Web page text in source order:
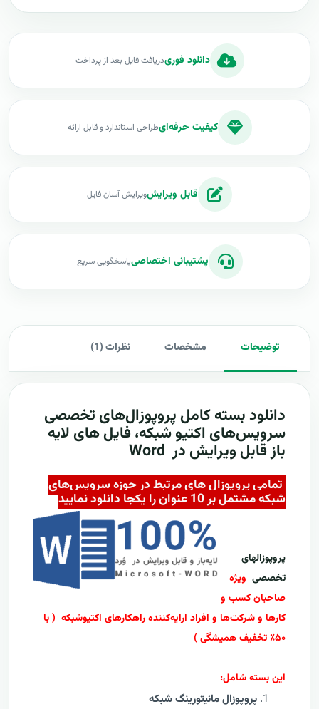
دانلود فوریدریافت فایل بعد از پرداخت
کیفیت حرفه‌ایطراحی استاندارد و قابل ارائه
قابل ویرایشویرایش آسان فایل
پشتیبانی اختصاصیپاسخگویی سریع
توضیحات مشخصات نظرات (1)
دانلود بسته کامل پروپوزال‌های تخصصی
سرویس‌های اکتیو شبکه، فایل های لایه
باز قابل ویرایش در Word
تمامی پروپوزال های مرتبط در حوزه سرویس‌های
شبکه مشتمل بر 10 عنوان را یکجا دانلود نمایید
پروپوزالهای
تخصصی ویژه
صاحبان کسب و
کارها و شرکت‌ها و افراد ارایه‌کننده راهکارهای اکتیوشبکه ( با
۵۰٪ تخفیف همیشگی )
این بسته شامل:
پروپوزال مانیتورینگ شبکه